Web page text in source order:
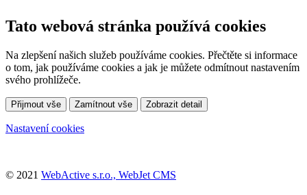
Tato webová stránka používá cookies
Na zlepšení našich služeb používáme cookies. Přečtěte si informace
o tom, jak používáme cookies a jak je můžete odmítnout nastavením
svého prohlížeče.
Přijmout vše Zamítnout vše Zobrazit detail
Nastavení cookies
© 2021 WebActive s.r.o., WebJet CMS